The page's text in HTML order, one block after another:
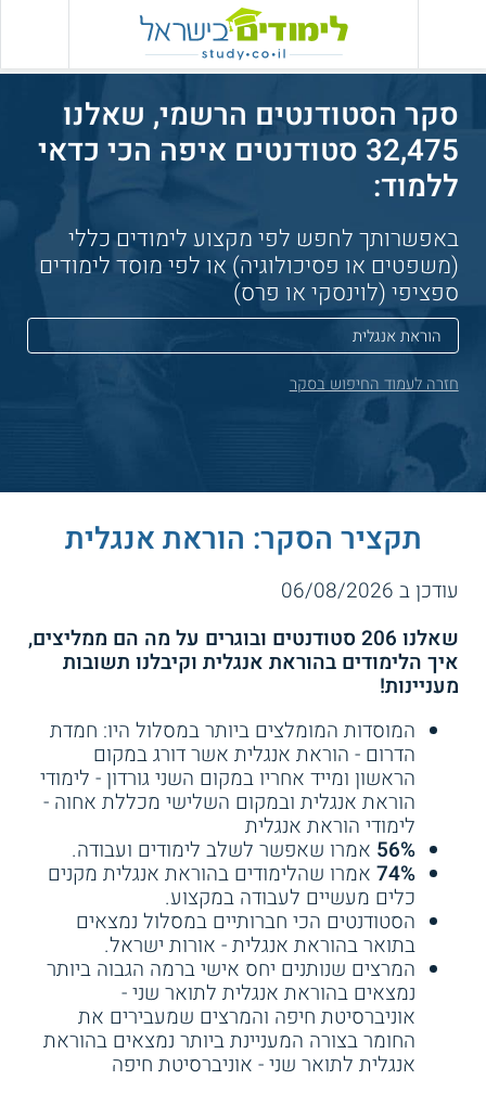
סקר הסטודנטים הרשמי, שאלנו
32,475 סטודנטים איפה הכי כדאי
ללמוד:
באפשרותך לחפש לפי מקצוע לימודים כללי
(משפטים או פסיכולוגיה) או לפי מוסד לימודים
ספציפי (לוינסקי או פרס)
חזרה לעמוד החיפוש בסקר
תקציר הסקר: הוראת אנגלית
עודכן ב 06/08/2026
שאלנו 206 סטודנטים ובוגרים על מה הם ממליצים,
איך הלימודים בהוראת אנגלית וקיבלנו תשובות
מעניינות!
המוסדות המומלצים ביותר במסלול היו: חמדת
הדרום - הוראת אנגלית אשר דורג במקום
הראשון ומייד אחריו במקום השני גורדון - לימודי
הוראת אנגלית ובמקום השלישי מכללת אחוה -
לימודי הוראת אנגלית
56% אמרו שאפשר לשלב לימודים ועבודה.
74% אמרו שהלימודים בהוראת אנגלית מקנים
כלים מעשיים לעבודה במקצוע.
הסטודנטים הכי חברותיים במסלול נמצאים
בתואר בהוראת אנגלית - אורות ישראל.
המרצים שנותנים יחס אישי ברמה הגבוה ביותר
נמצאים בהוראת אנגלית לתואר שני -
אוניברסיטת חיפה והמרצים שמעבירים את
החומר בצורה המעניינת ביותר נמצאים בהוראת
אנגלית לתואר שני - אוניברסיטת חיפה